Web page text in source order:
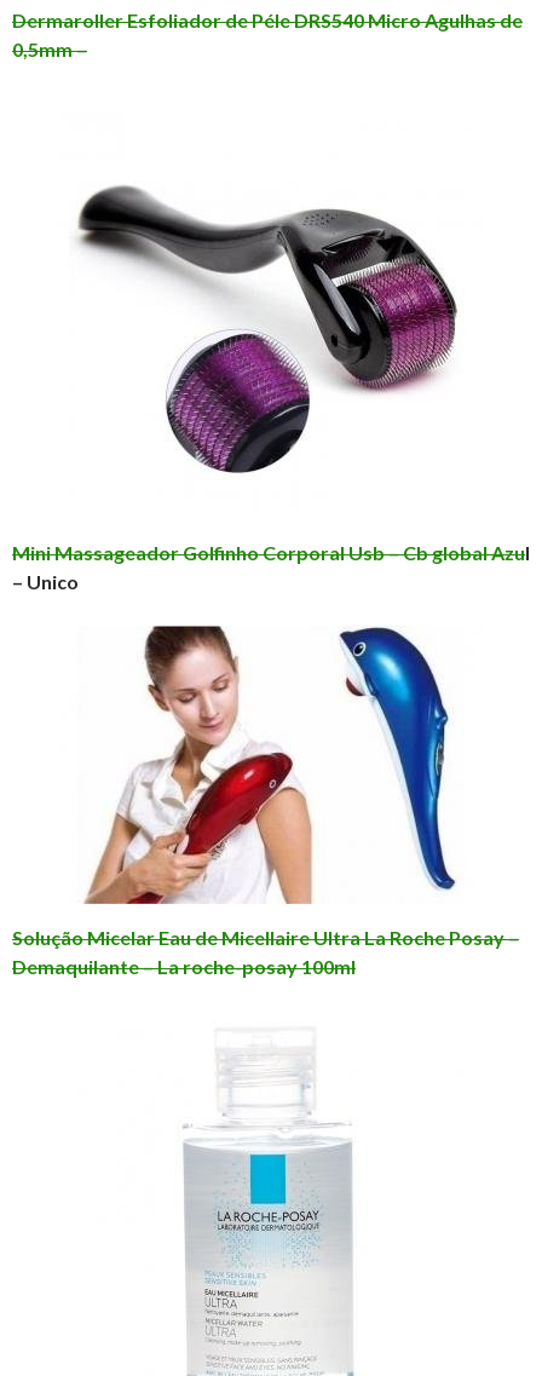
Dermaroller Esfoliador de Péle DRS540 Micro Agulhas de
0,5mm –
Mini Massageador Golfinho Corporal Usb – Cb global Azul
– Unico
Solução Micelar Eau de Micellaire Ultra La Roche Posay –
Demaquilante – La roche-posay 100ml